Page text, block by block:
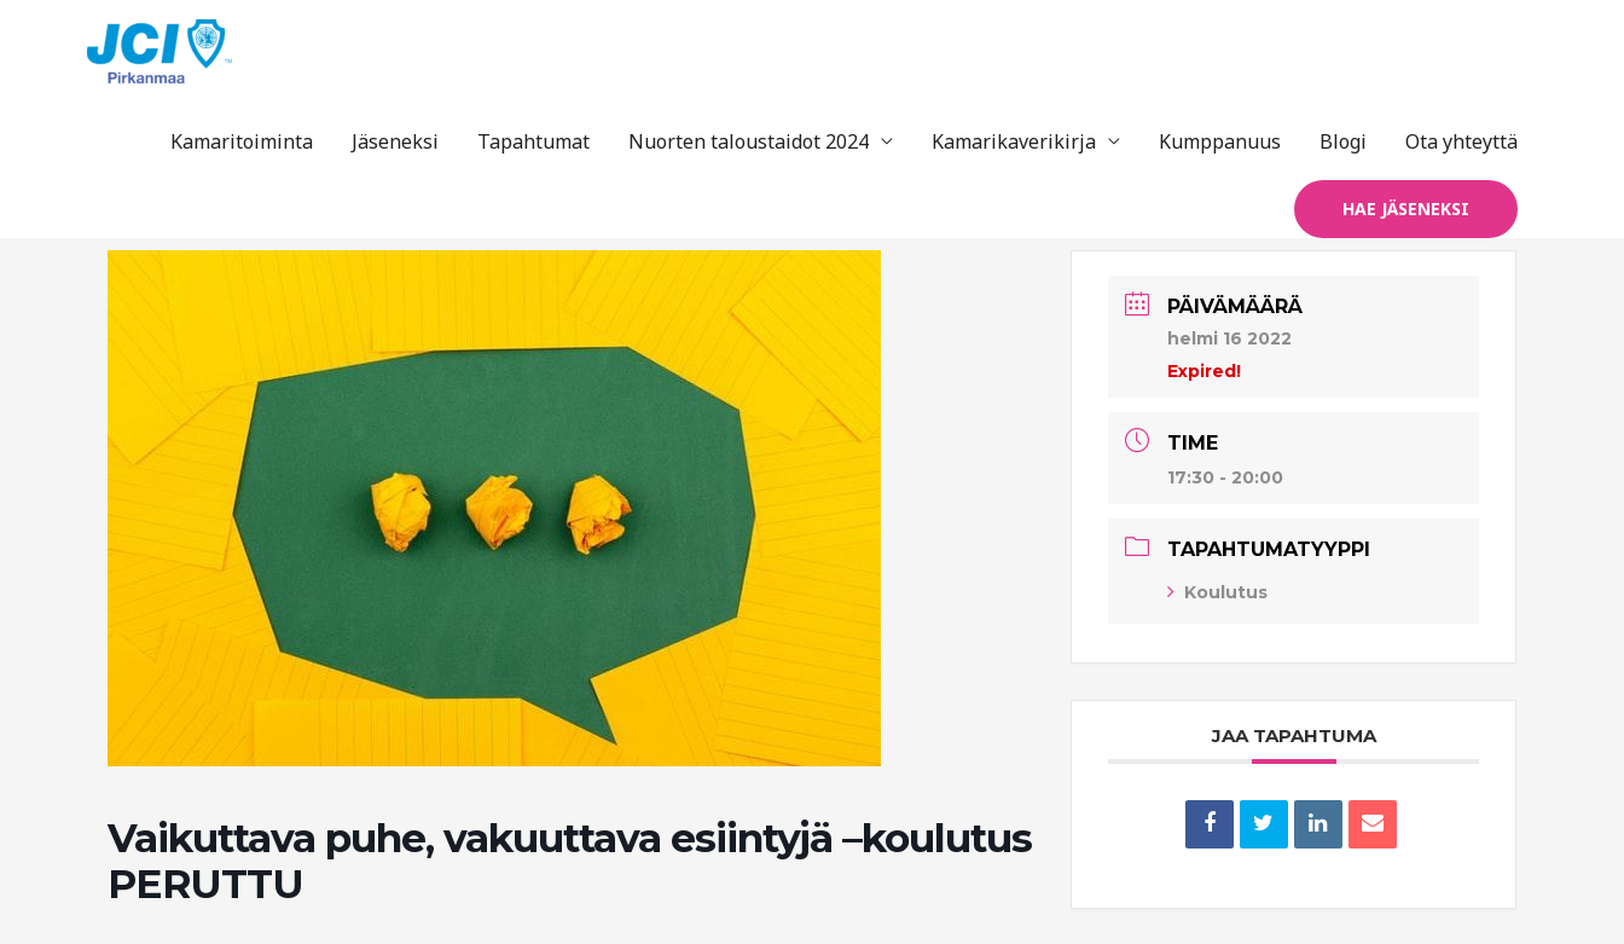
Kamaritoiminta Jäseneksi Tapahtumat Nuorten taloustaidot 2024 Kamarikaverikirja Kumppanuus Blogi Ota yhteyttä
HAE JÄSENEKSI
Vaikuttava puhe, vakuuttava esiintyjä –koulutus
PERUTTU
PÄIVÄMÄÄRÄ
helmi 16 2022
Expired!
TIME
17:30 - 20:00
TAPAHTUMATYYPPI
Koulutus
JAA TAPAHTUMA